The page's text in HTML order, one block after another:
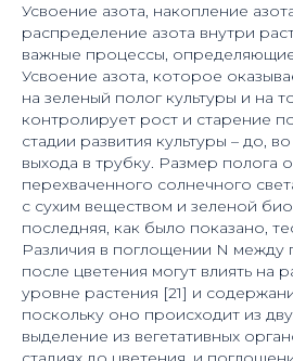
Усвоение азота, накопление
распределение азота внутри
важные процессы, определяющие
Усвоение азота, которое
на зеленый полог культуры и на
контролирует рост и старение
стадии развития культуры – до,
выхода в трубку. Размер полога
перехваченного солнечного
с сухим веществом и зеленой
последняя, ​​как было показано,
Различия в поглощении N между
после цветения могут влиять на
уровне растения [21] и
поскольку оно происходит из
выделение из вегетативных